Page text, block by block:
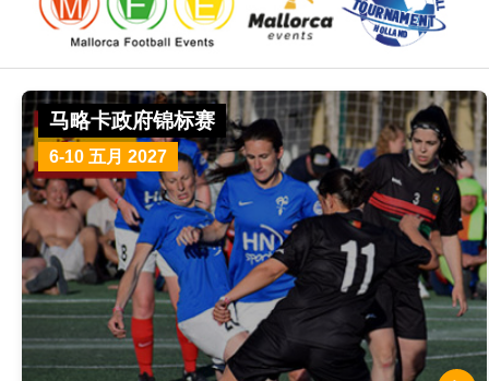
马略卡政府锦标赛
6-10 五月 2027